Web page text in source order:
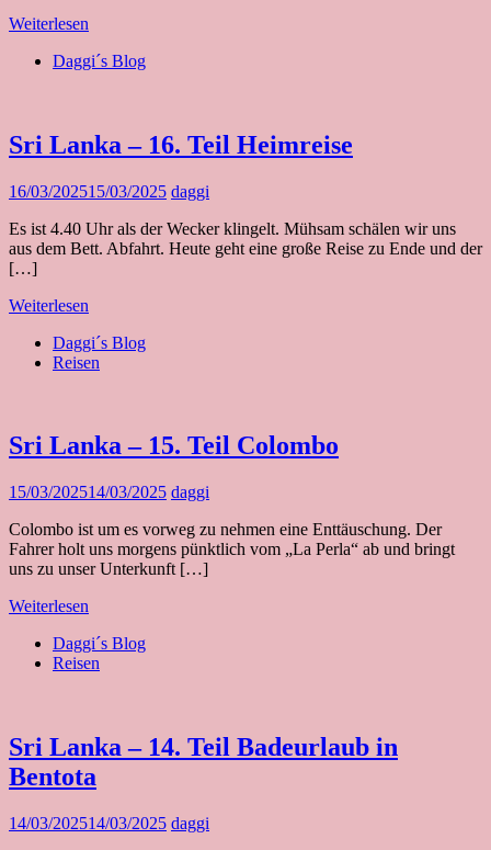
Weiterlesen
Daggi´s Blog
Sri Lanka – 16. Teil Heimreise
16/03/202515/03/2025 daggi
Es ist 4.40 Uhr als der Wecker klingelt. Mühsam schälen wir uns
aus dem Bett. Abfahrt. Heute geht eine große Reise zu Ende und der
[…]
Weiterlesen
Daggi´s Blog
Reisen
Sri Lanka – 15. Teil Colombo
15/03/202514/03/2025 daggi
Colombo ist um es vorweg zu nehmen eine Enttäuschung. Der
Fahrer holt uns morgens pünktlich vom „La Perla“ ab und bringt
uns zu unser Unterkunft […]
Weiterlesen
Daggi´s Blog
Reisen
Sri Lanka – 14. Teil Badeurlaub in
Bentota
14/03/202514/03/2025 daggi